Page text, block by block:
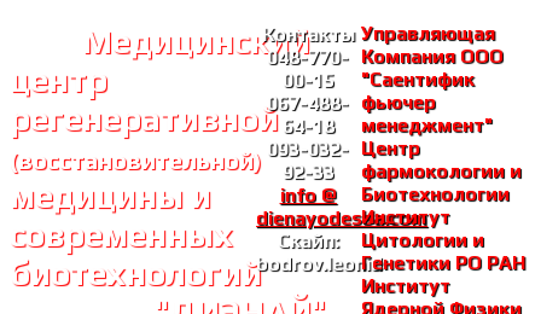
Медицинский
центр
регенеративной
(восстановительной)
медицины и
современных
биотехнологий
Контакты
048-770-
00-15
067-488-
64-18
093-032-
92-33
info @
dienayodessa.com
Скайп:
bodrov.leonid
Управляющая
Компания ООО
"Саентифик
фьючер
менеджмент"
Центр
фармокологии и
Биотехнологии
Институт
Цитологии и
Генетики РО РАH
Институт
Ядерной Физики